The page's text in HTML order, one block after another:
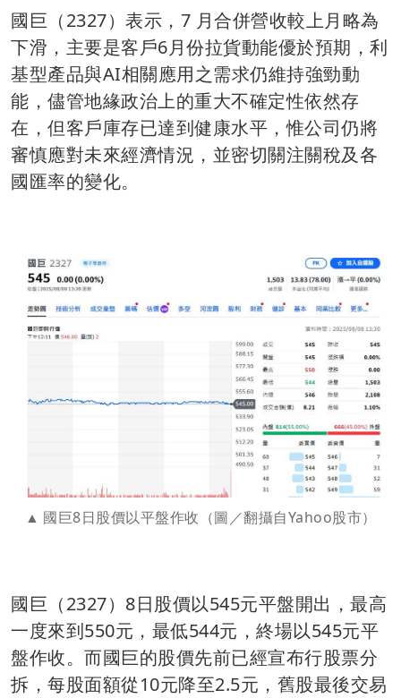
國巨（2327）表示，7 月合併營收較上月略為
下滑，主要是客戶6月份拉貨動能優於預期，利
基型產品與AI相關應用之需求仍維持強勁動
能，儘管地緣政治上的重大不確定性依然存
在，但客戶庫存已達到健康水平，惟公司仍將
審慎應對未來經濟情況，並密切關注關稅及各
國匯率的變化。
國巨8日股價以平盤作收（圖／翻攝自Yahoo股市）
國巨（2327）8日股價以545元平盤開出，最高
一度來到550元，最低544元，終場以545元平
盤作收。而國巨的股價先前已經宣布行股票分
拆，每股面額從10元降至2.5元，舊股最後交易